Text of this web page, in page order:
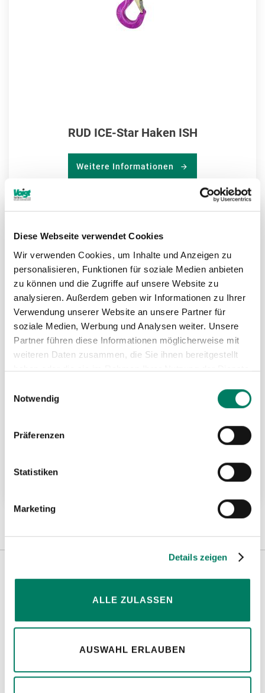
Diese Webseite verwendet Cookies
Wir verwenden Cookies, um Inhalte und Anzeigen zu
personalisieren, Funktionen für soziale Medien anbieten
zu können und die Zugriffe auf unsere Website zu
analysieren. Außerdem geben wir Informationen zu Ihrer
Verwendung unserer Website an unsere Partner für
soziale Medien, Werbung und Analysen weiter. Unsere
Partner führen diese Informationen möglicherweise mit
weiteren Daten zusammen, die Sie ihnen bereitgestellt
haben oder die sie im Rahmen Ihrer Nutzung der Dienste
Notwendig
Präferenzen
Statistiken
Marketing
Details zeigen
ALLE ZULASSEN
AUSWAHL ERLAUBEN
RUD ICE-Star Haken ISH
Weitere Informationen
RUD Sicherungsset ICE-Automatik-
Weitere Informationen